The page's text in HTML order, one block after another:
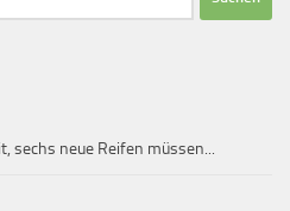
sechs neue Reifen müssen...